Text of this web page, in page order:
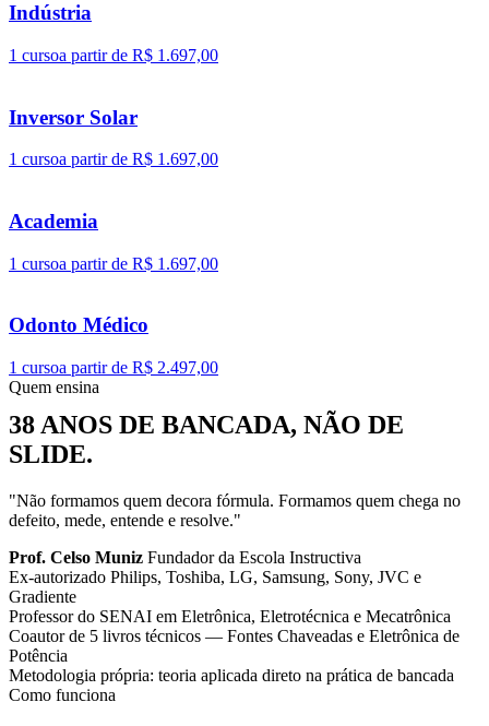
Indústria
1 cursoa partir de R$ 1.697,00
Inversor Solar
1 cursoa partir de R$ 1.697,00
Academia
1 cursoa partir de R$ 1.697,00
Odonto Médico
1 cursoa partir de R$ 2.497,00
Quem ensina
38 ANOS DE BANCADA, NÃO DE
SLIDE.
"Não formamos quem decora fórmula. Formamos quem chega no
defeito, mede, entende e resolve."
Prof. Celso Muniz Fundador da Escola Instructiva
Ex-autorizado Philips, Toshiba, LG, Samsung, Sony, JVC e
Gradiente
Professor do SENAI em Eletrônica, Eletrotécnica e Mecatrônica
Coautor de 5 livros técnicos — Fontes Chaveadas e Eletrônica de
Potência
Metodologia própria: teoria aplicada direto na prática de bancada
Como funciona